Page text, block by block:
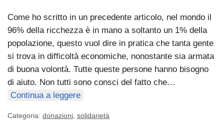
Come ho scritto in un precedente articolo, nel mondo il
96% della ricchezza è in mano a soltanto un 1% della
popolazione, questo vuol dire in pratica che tanta gente
si trova in difficoltà economiche, nonostante sia armata
di buona volontà. Tutte queste persone hanno bisogno
di aiuto. Non tutti sono consci del fatto che…
Continua a leggere
Categoria: donazioni solidarietà